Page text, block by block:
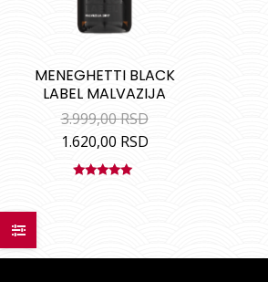
MENEGHETTI BLACK
LABEL MALVAZIJA
3.999,00RSD
1.620,00 RSD